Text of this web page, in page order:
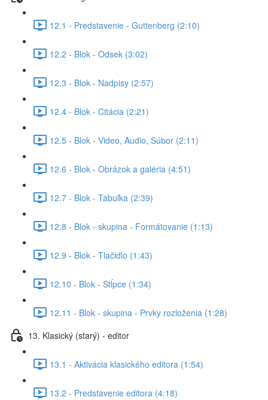
12.1 - Predstavenie - Guttenberg (2:10)
12.2 - Blok - Odsek (3:02)
12.3 - Blok - Nadpisy (2:57)
12.4 - Blok - Citácia (2:21)
12.5 - Blok - Video, Audio, Súbor (2:11)
12.6 - Blok - Obrázok a galéria (4:51)
12.7 - Blok - Tabuľka (2:39)
12.8 - Blok - skupina - Formátovanie (1:13)
12.9 - Blok - Tlačidlo (1:43)
12.10 - Blok - Stĺpce (1:34)
12.11 - Blok - skupina - Prvky rozloženia (1:28)
13. Klasický (starý) - editor
13.1 - Aktivácia klasického editora (1:54)
13.2 - Predstavenie editora (4:18)